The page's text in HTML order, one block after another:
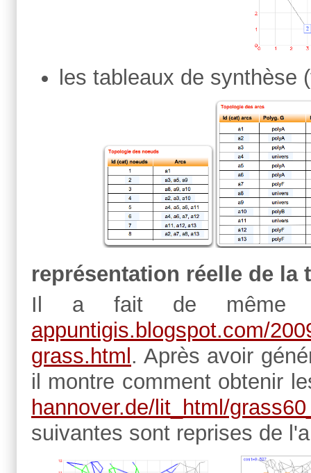
les tableaux de synthèse
représentation réelle de la
Il a fait de même
appuntigis.blogspot.com/
grass.html . Après avoir
il montre comment obtenir
hannover.de/lit_html/
suivantes sont reprises de